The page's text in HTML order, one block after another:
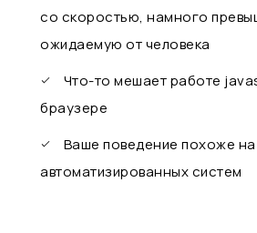
со скоростью, намного
ожидаемую от человека
Что-то мешает работе
браузере
Ваше поведение похоже
автоматизированных систем